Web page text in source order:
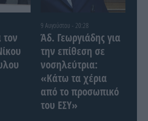
9 Αυγούστου - 20:28
Άδ. Γεωργιάδης για
την επίθεση σε
νοσηλεύτρια:
«Κάτω τα χέρια
από το προσωπικό
του ΕΣΥ»